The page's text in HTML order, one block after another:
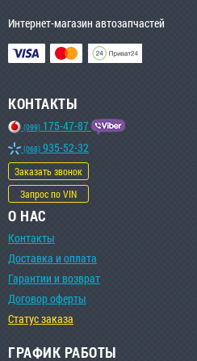
Интернет-магазин автозапчастей
КОНТАКТЫ
(099) 175-47-87
(068) 935-52-32
Заказать звонок
Запрос по VIN
О НАС
Контакты
Доставка и оплата
Гарантии и возврат
Договор оферты
Статус заказа
ГРАФИК РАБОТЫ